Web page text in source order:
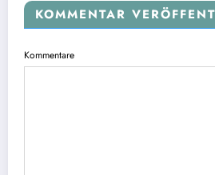
KOMMENTAR
Kommentare